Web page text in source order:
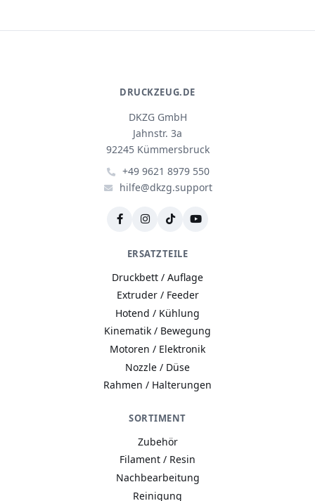
DRUCKZEUG.DE
DKZG GmbH
Jahnstr. 3a
92245 Kümmersbruck
+49 9621 8979 550
hilfe@dkzg.support
ERSATZTEILE
Druckbett / Auflage
Extruder / Feeder
Hotend / Kühlung
Kinematik / Bewegung
Motoren / Elektronik
Nozzle / Düse
Rahmen / Halterungen
SORTIMENT
Zubehör
Filament / Resin
Nachbearbeitung
Reinigung